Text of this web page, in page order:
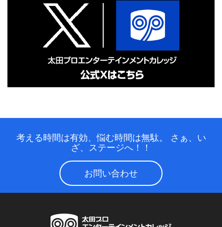
考える時間は有効、悩む時間は無駄。
さぁ、い
ざ、ステージへ！！
お問い合わせ